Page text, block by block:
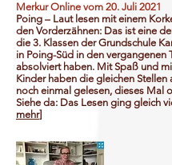
Merkur Online vom 20. Juli 2021
Poing – Laut lesen mit einem
den Vorderzähnen: Das ist eine
die 3. Klassen der Grundschule
in Poing-Süd in den vergangenen
absolviert haben. Mit Spaß und
Kinder haben die gleichen Stellen
noch einmal gelesen, dieses Mal
Siehe da: Das Lesen ging gleich
mehr]